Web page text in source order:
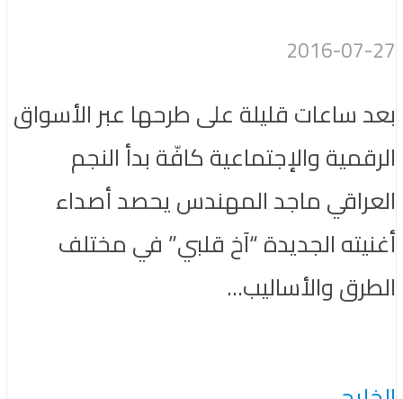
2016-07-27
بعد ساعات قليلة على طرحها عبر الأسواق
الرقمية والإجتماعية كافّة بدأ النجم
العراقي ماجد المهندس يحصد أصداء
أغنيته الجديدة “آخ قلبي” في مختلف
الطرق والأساليب...